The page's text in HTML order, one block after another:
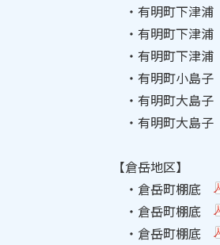
・有明町下津浦
・有明町下津浦
・有明町下津浦
・有明町小島子
・有明町大島子
・有明町大島子
【倉岳地区】
・倉岳町棚底
・倉岳町棚底
・倉岳町棚底